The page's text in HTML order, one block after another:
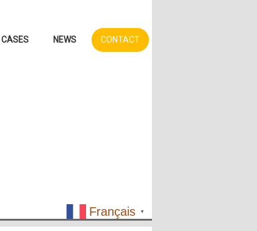
CASES NEWS CONTACT
Français ▼